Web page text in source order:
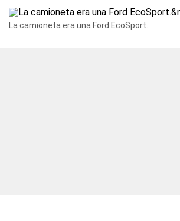
La camioneta era una Ford EcoSport.